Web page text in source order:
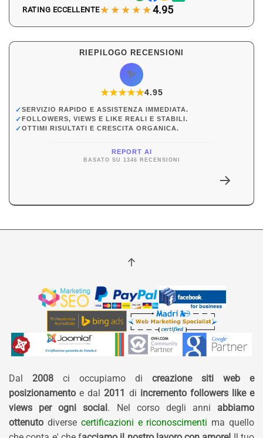
RATING ECCELLENTE★★★★★4.95
RIEPILOGO RECENSIONI
✨
★★★★★
★4.95
✓SERVIZIO RAPIDO E ASSISTENZA IMMEDIATA.
✓FOLLOWERS, VIEWS E LIKE REALI E STABILI.
✓OTTIMI RISULTATI E CRESCITA ORGANICA.
REPORT AI
BASATO SU 1346 RECENSIONI
Dal 2008 ci occupiamo di creazione siti web e
posizionamento e dal 2011 di incremento followers like e
views per ogni social. Nel corso degli anni abbiamo
ottenuto diverse certificazioni e riconoscimenti ma quello